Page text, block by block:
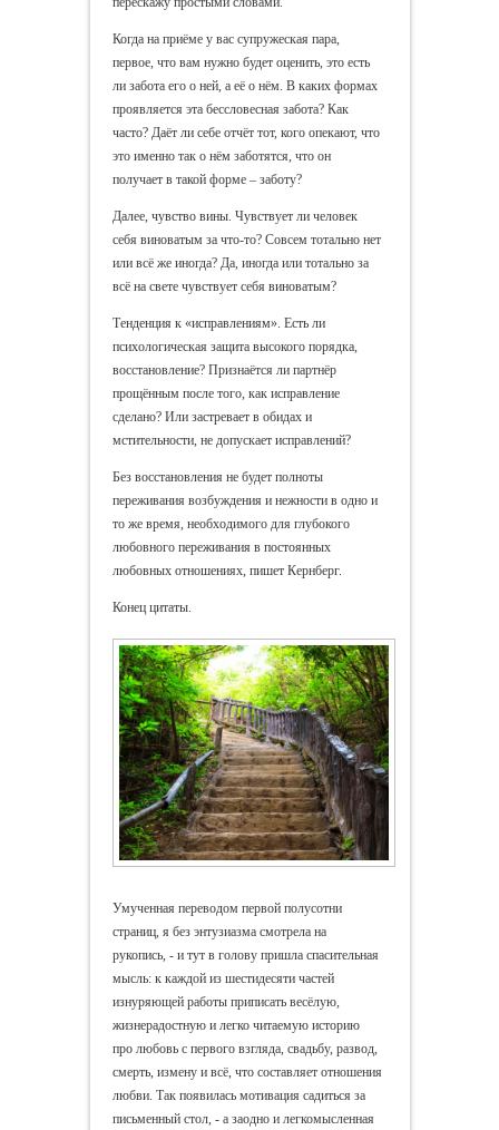
Когда на приёме у вас супружеская пара,
первое, что вам нужно будет оценить, это есть
ли забота его о ней, а её о нём. В каких формах
проявляется эта бессловесная забота? Как
часто? Даёт ли себе отчёт тот, кого опекают, что
это именно так о нём заботятся, что он
получает в такой форме – заботу?
Далее, чувство вины. Чувствует ли человек
себя виноватым за что-то? Совсем тотально нет
или всё же иногда? Да, иногда или тотально за
всё на свете чувствует себя виноватым?
Тенденция к «исправлениям». Есть ли
психологическая защита высокого порядка,
восстановление? Признаётся ли партнёр
прощённым после того, как исправление
сделано? Или застревает в обидах и
мстительности, не допускает исправлений?
Без восстановления не будет полноты
переживания возбуждения и нежности в одно и
то же время, необходимого для глубокого
любовного переживания в постоянных
любовных отношениях, пишет Кернберг.
Конец цитаты.
Умученная переводом первой полусотни
страниц, я без энтузиазма смотрела на
рукопись, - и тут в голову пришла спасительная
мысль: к каждой из шестидесяти частей
изнуряющей работы приписать весёлую,
жизнерадостную и легко читаемую историю
про любовь с первого взгляда, свадьбу, развод,
смерть, измену и всё, что составляет отношения
любви. Так появилась мотивация садиться за
письменный стол, - а заодно и легкомысленная